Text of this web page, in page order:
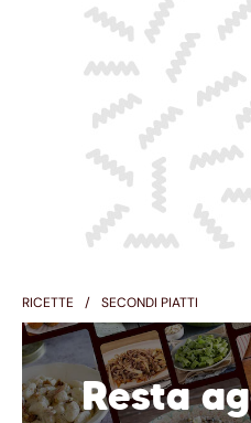
RICETTE SECONDI PIATTI
Resta